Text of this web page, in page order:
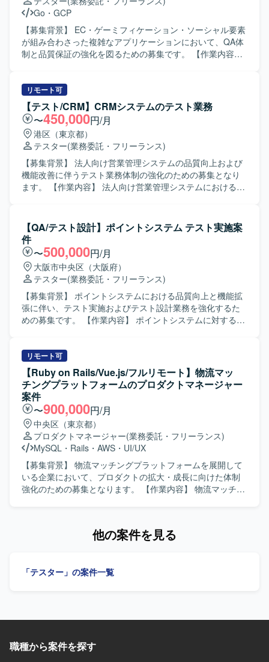
仕様を正確に理解し、自ら課題を抽出して改善提案ができ
る方、チーム開発において協調性を持って取り組める方に
ご活躍いただける環境です。 【ポジションの魅力】 既存サ
ービスの保守開発を通じて、AWSを中心としたクラウドネ
イティブなバックエンド開発経験を積むことができます。
め、上流から下流まで幅広い経験を得られます。 【開発環
境】 バックエンドはAWS LambdaとPythonを中心に構成さ
れており、データベースにはDynamoDBやRDSを利用して
おります。メッセージキューとしてSQSを使用し、フロン
トエンドはFlutterで実装されています。
Go ・ GCP
【募集背景】 EC・ゲーミフィケーション・ソーシャル要素
が組み合わさった複雑なアプリケーションにおいて、QA体
制と品質保証の強化を図るための募集です。 【作業内容】
品質向上を担っていただきます。具体的には、マニュアル
テストを含む包括的なQA業務として、テスト計画の策定か
ら実行、レビューまでの一連の業務を行っていただきま
す。プロダクト価値を高めるために、あるべき品質の定義
と保証を行う品質戦略の策定と実行を担当いただきます。
Autifyを用いたリグレッションテストの自動化および効率化
を推進していただきます。AIを活用したテスト項目の作成
や仕様把握の効率化など、AI NativeなQAプロセスの確立に
取り組んでいただきます。仕様検討や設計段階からプロジ
ト活動も行っていただきます。ゲームロジックやソーシャ
ル連携など、複雑な状態遷移を伴う機能の品質保証、大規
模トラフィックを前提とした信頼性確保、AIが大きく関与
する開発組織におけるQAプロセスの最適化といった技術課
題にも対応していただきます。 【求める人物像】 プロダク
トのミッションやビジョンに共感し、同じ志を持って挑戦
していただける方を求めています。日常に楽しさをもたら
し、新しい生活圏のカタチをつくることに関心がある方を
歓迎いたします。変化を前向きに受け入れ、自ら追い風を
0→1、1→10、10→100、1000といった成長フェーズの変
化を楽しみながら取り組める方にマッチする環境です。巨
大な市場でソフトウェアを軸に大きなチャレンジを行いた
い方に活躍いただきたいと考えています。 【ポジションの
魅力】 EC・ゲーム・ソーシャルが組み合わさったユニーク
なプロダクトに対して、AIを積極的に活用しながらQAプロ
セスの高度化に取り組むことができます。要件定義からリ
リースまでの全工程に関わることで、品質戦略の立案から
実行まで一貫して推進できる裁量の大きいポジションで
す。複雑なゲームロジックや大規模トラフィックへの対応
など、チャレンジングな技術課題に向き合いながら、プロ
ダクトの体験価値向上に直結する品質保証に携わることが
す。インフラはGoogle Cloudを採用しており、Cloud
Buffersを用いた構成となっております。CI/CDにはGitHub
BigQueryやLooker Studioを利用しています。AIやLLM関連
などを組み合わせたアジャイル開発体制を敷いておりま
す。
リモート可
【テスト/CRM】CRMシステムのテスト業務
〜450,000円/月
港区（東京都）
テスター(業務委託・フリーランス)
【募集背景】 法人向け営業管理システムの品質向上および
機能改善に伴うテスト業務体制の強化のための募集となり
ます。 【作業内容】 法人向け営業管理システムにおけるテ
テスト実施、結果の取りまとめや不具合報告などを行って
いただきます。 【求める人物像】 関係者と主体的にコミュ
ニケーションを取りながら、テスト業務を自走して推進で
きる方を求めております。 チームメンバーやリーダーと連
携しながら、丁寧かつ確実に業務を進められる方が望まし
いです。 【ポジションの魅力】 法人向け営業管理システム
の品質向上に直接貢献できるポジションです。 テスト設計
から実施まで一連の工程に関わることができ、リーダーか
らのフォロー体制もあるため、テスト経験を着実に積み上
だきます。
【QA/テスト設計】ポイントシステム テスト実施案
件
〜500,000円/月
大阪市中央区（大阪府）
テスター(業務委託・フリーランス)
【募集背景】 ポイントシステムにおける品質向上と機能拡
張に伴い、テスト実施およびテスト設計業務を強化するた
めの募集です。 【作業内容】 ポイントシステムに対するテ
やAPI連携を踏まえたテスト観点の洗い出しやテストケース
作成、E2E等の自動化テスト設計・実施、テスト結果の整理
および不具合起票・管理などの品質管理・QA業務を担当し
ていただきます。 【求める人物像】 複雑な仕様や業務フロ
ーを自ら理解し、抜け漏れのないテスト設計を主体的に進
められる方を求めています。開発メンバーや関係者とコミ
ュニケーションを取りながら、品質向上の観点で改善提案
ができる方です。 【ポジションの魅力】 ポイントシステム
における銀行・カード連携など、多数の外部システムとの
連携を伴う大規模システムの品質管理に携わることができ
ます。テスト設計から自動化まで一連のQA業務を経験でき
るため、品質保証エンジニアとしてのスキル向上が期待で
リモート可
【Ruby on Rails/Vue.js/フルリモート】物流マッ
チングプラットフォームのプロダクトマネージャー
案件
〜900,000円/月
中央区（東京都）
プロダクトマネージャー(業務委託・フリーランス)
MySQL ・ Rails ・ AWS ・ UI/UX
【募集背景】 物流マッチングプラットフォームを展開して
いる企業において、プロダクトの拡大・成長に向けた体制
強化のための募集となります。 【作業内容】 物流マッチン
ナーを含めた開発マネジメントおよび進捗管理、開発要件
発の動作検証なども実施していただきます。ご経験に応じ
ています。ステークホルダーと円滑にコミュニケーション
ましいです。 【ポジションの魅力】 自社プロダクトの企画
他の案件を見る
「テスター」の案件一覧
職種から案件を探す